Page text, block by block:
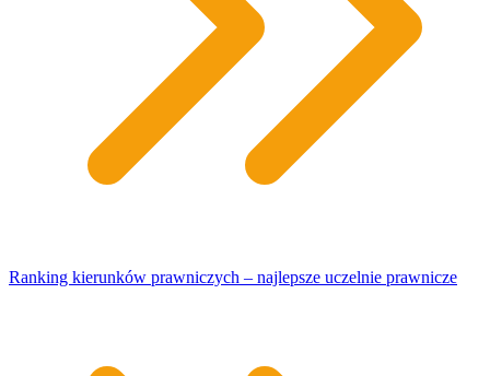
Ranking kierunków prawniczych – najlepsze uczelnie prawnicze